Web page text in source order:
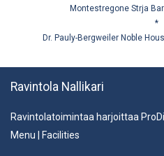
Montestregone Strja
*
Dr. Pauly-Bergweiler Noble
Ravintola Nallikari
Ravintolatoimintaa harjoittaa
Menu
Facilities